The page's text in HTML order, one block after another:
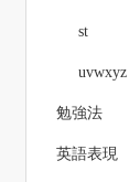
st
uvwxyz
勉強法
英語表現